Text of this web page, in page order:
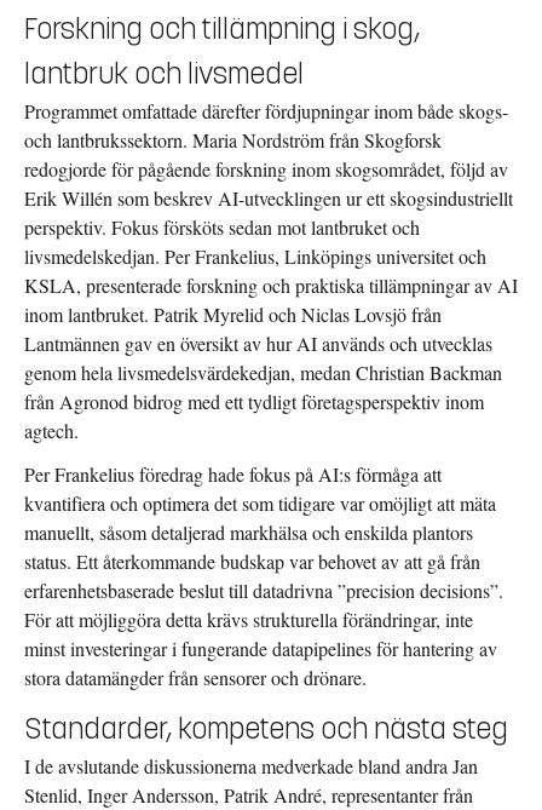
Forskning och tillämpning i skog,
lantbruk och livsmedel
Programmet omfattade därefter fördjupningar inom både skogs-
och lantbrukssektorn. Maria Nordström från Skogforsk
redogjorde för pågående forskning inom skogsområdet, följd av
Erik Willén som beskrev AI-utvecklingen ur ett skogsindustriellt
perspektiv. Fokus försköts sedan mot lantbruket och
livsmedelskedjan. Per Frankelius, Linköpings universitet och
KSLA, presenterade forskning och praktiska tillämpningar av AI
inom lantbruket. Patrik Myrelid och Niclas Lovsjö från
Lantmännen gav en översikt av hur AI används och utvecklas
genom hela livsmedelsvärdekedjan, medan Christian Backman
från Agronod bidrog med ett tydligt företagsperspektiv inom
agtech.
Per Frankeliusföredrag hade fokus på AI:s förmåga att
kvantifiera och optimera det som tidigare var omöjligt att mäta
manuellt, såsom detaljerad markhälsa och enskilda plantors
status. Ett återkommande budskap var behovet av att gå från
erfarenhetsbaserade beslut till datadrivna ”precision decisions”.
För att möjliggöra detta krävs strukturella förändringar, inte
minst investeringar i fungerande datapipelines för hantering av
stora datamängder från sensorer och drönare.
Standarder, kompetens och nästa steg
I de avslutande diskussionerna medverkade bland andra Jan
Stenlid, Inger Andersson, Patrik André, representanter från